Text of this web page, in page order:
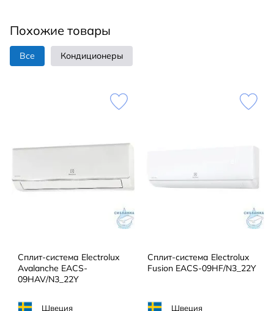
теплообменника от коррозии 3 ступени очистки
Характеристик
Похожие товары
Все Кондиционеры
Сплит-система Electrolux
Avalanche EACS-
09HAV/N3_22Y
Швеция
Сплит-система Electrolux
Fusion EACS-09HF/N3_22Y
Швеция